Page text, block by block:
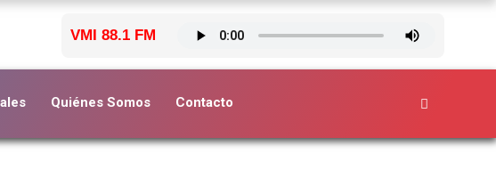
VMI 88.1 FM
Quiénes Somos Contacto